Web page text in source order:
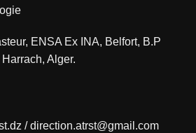
ENSA Ex INA, Belfort, B.P
Alger.
/ direction.atrst@gmail.com